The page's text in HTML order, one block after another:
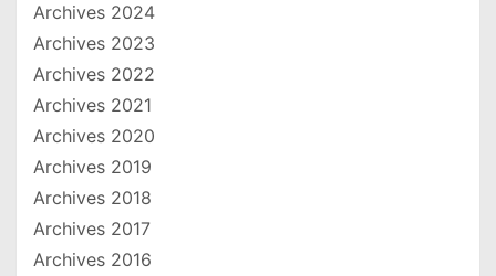
Archives 2024
Archives 2023
Archives 2022
Archives 2021
Archives 2020
Archives 2019
Archives 2018
Archives 2017
Archives 2016